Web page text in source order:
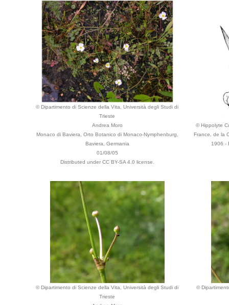
© Dipartimento di Scienze della Vita, Università degli Studi di
Trieste
Andrea Moro
Monaco di Baviera, Orto Botanico di Monaco-Nymphenburg,
Baviera, Germania
01/08/05
Distributed under CC BY-SA 4.0 license.
© Hippolyte
France, de la
1906 -
© Dipartimento di Scienze della Vita, Università degli Studi di
Trieste
©